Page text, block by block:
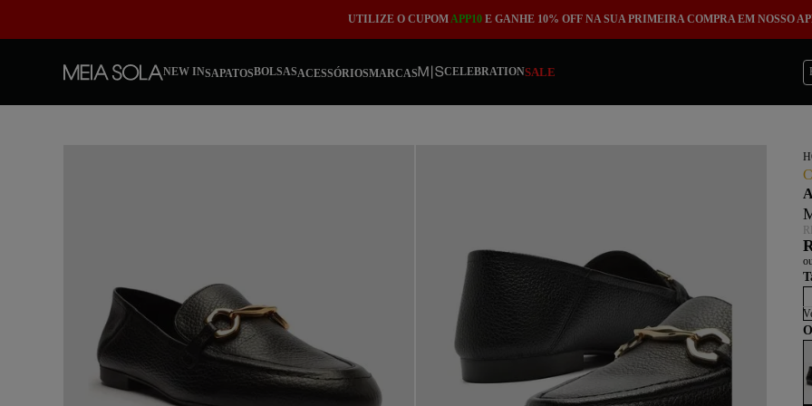
UTILIZE O CUPOMAPP10 E GANHE 10% OFF NA SUA PRIMEIRA COMPRA EM NOSSO
NEW INSAPATOSBOLSASACESSÓRIOSMARCAS CELEBRATIONSALE
ou